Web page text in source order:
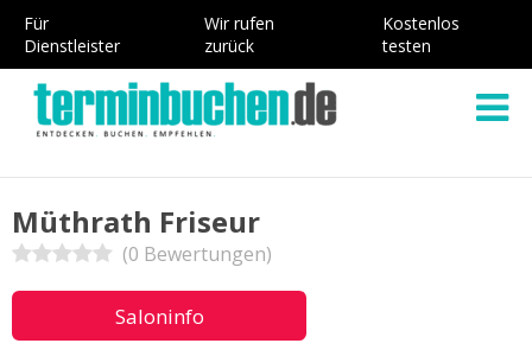
Für
Dienstleister
Wir rufen
zurück
Kostenlos
testen
Müthrath Friseur
(0 Bewertungen)
Saloninfo